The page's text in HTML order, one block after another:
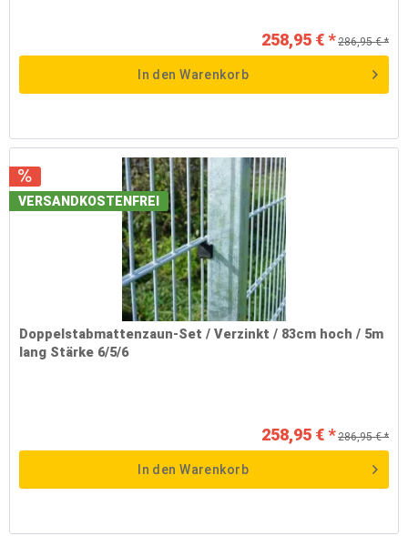
258,95 € * 286,95 € *
In den Warenkorb
VERSANDKOSTENFREI
Doppelstabmattenzaun-Set / Verzinkt / 83cm hoch / 5m
lang Stärke 6/5/6
258,95 € * 286,95 € *
In den Warenkorb